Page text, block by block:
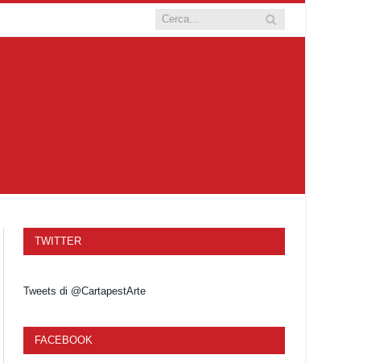
TWITTER
Tweets di @CartapestArte
FACEBOOK